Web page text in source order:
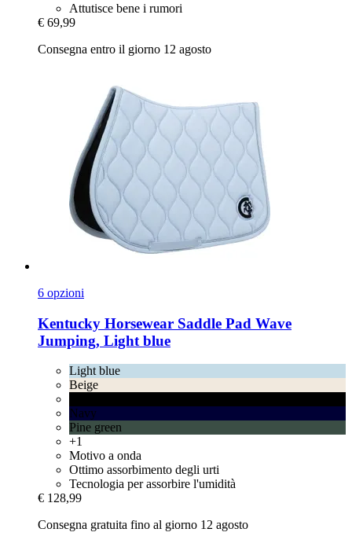
Attutisce bene i rumori
€ 69,99
Consegna entro il giorno 12 agosto
6 opzioni
Kentucky Horsewear Saddle Pad Wave
Jumping, Light blue
Light blue
Beige
Navy
Pine green
+1
Motivo a onda
Ottimo assorbimento degli urti
Tecnologia per assorbire l'umidità
€ 128,99
Consegna gratuita fino al giorno 12 agosto